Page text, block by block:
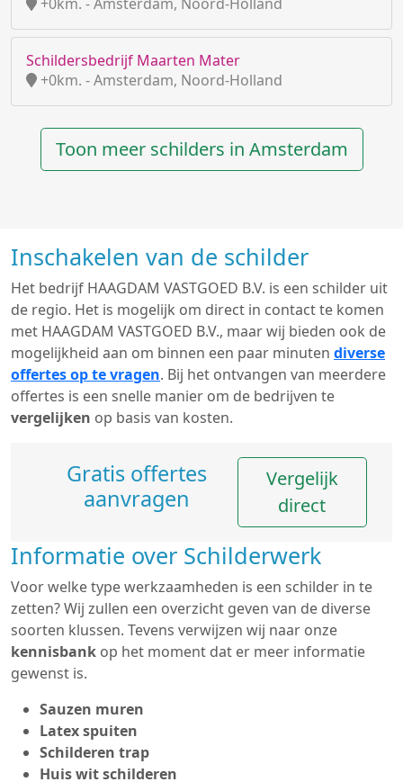
Schildersbedrijf Maarten Mater
+0km. - Amsterdam, Noord-Holland
Toon meer schilders in Amsterdam
Inschakelen van de schilder
Het bedrijf HAAGDAM VASTGOED B.V. is een schilder uit
de regio. Het is mogelijk om direct in contact te komen
met HAAGDAM VASTGOED B.V., maar wij bieden ook de
mogelijkheid aan om binnen een paar minuten diverse
offertes op te vragen. Bij het ontvangen van meerdere
offertes is een snelle manier om de bedrijven te
vergelijken op basis van kosten.
Gratis offertes
aanvragen
Vergelijk
direct
Informatie over Schilderwerk
Voor welke type werkzaamheden is een schilder in te
zetten? Wij zullen een overzicht geven van de diverse
soorten klussen. Tevens verwijzen wij naar onze
kennisbank op het moment dat er meer informatie
gewenst is.
Sauzen muren
Latex spuiten
Schilderen trap
Huis wit schilderen